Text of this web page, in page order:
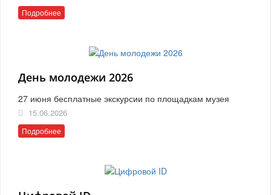
Подробнее
День молодежи 2026
27 июня бесплатные экскурсии по площадкам музея
15.06.2026
Подробнее